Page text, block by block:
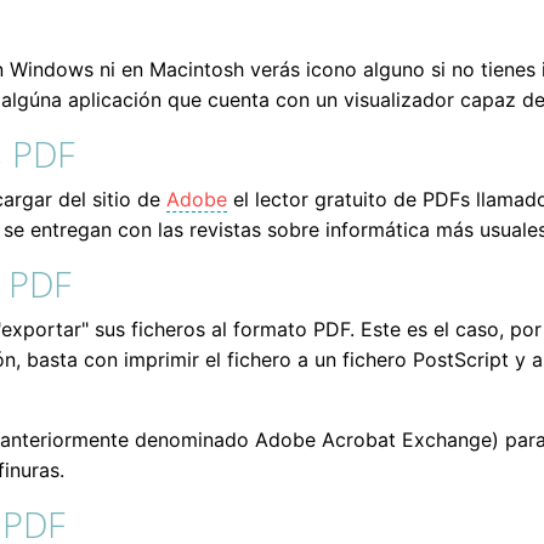
ni en Macintosh verás icono alguno si no
aplicación que cuenta con un visualizador capaz
del sitio de Adobe el lector gratuito de PDFs
entregan con las revistas sobre informática más
sus ficheros al formato PDF. Este es el caso,
basta con imprimir el fichero a un fichero PostScript y
denominado Adobe Acrobat Exchange)